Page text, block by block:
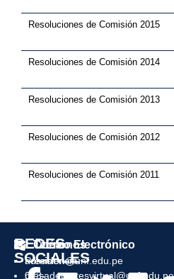
Resoluciones de Comisión 2015
Resoluciones de Comisión 2014
Resoluciones de Comisión 2013
Resoluciones de Comisión 2012
Resoluciones de Comisión 2011
REDES
SOCIALES
Teléfonos
Presidencia:
073-
Correo Electrónico
admision@unf.edu.pe
mesadepartesvirtual@unf.edu.pe